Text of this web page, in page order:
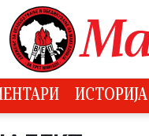
ИСТОРИЈА